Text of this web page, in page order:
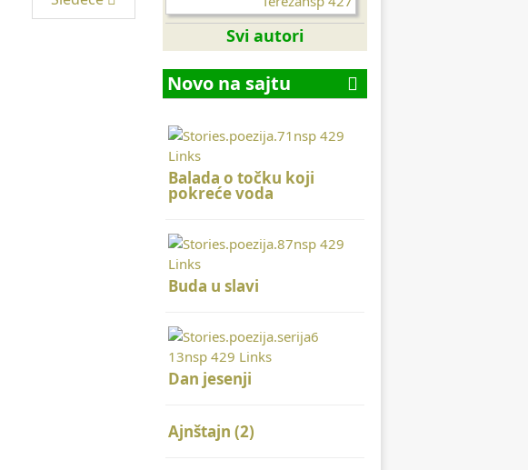
Svi autori
Novo na sajtu
Balada o točku koji
pokreće voda
Buda u slavi
Dan jesenji
Ajnštajn (2)